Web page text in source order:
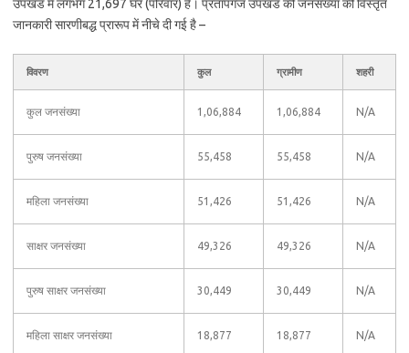
उपखंड में लगभग 21,697 घर (परिवार) हैं। प्रतापगंज उपखंड की जनसंख्या की विस्तृत
जानकारी सारणीबद्ध प्रारूप में नीचे दी गई है –
विवरण कुल ग्रामीण शहरी
कुल जनसंख्या 1,06,884 1,06,884 N/A
पुरुष जनसंख्या 55,458 55,458 N/A
महिला जनसंख्या 51,426 51,426 N/A
साक्षर जनसंख्या 49,326 49,326 N/A
पुरुष साक्षर जनसंख्या 30,449 30,449 N/A
महिला साक्षर जनसंख्या 18,877 18,877 N/A